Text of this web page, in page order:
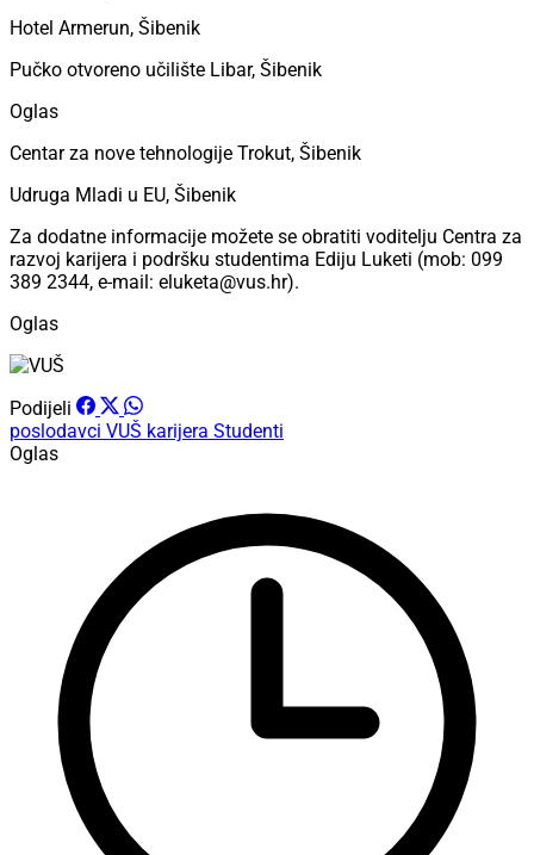
Hotel Armerun, Šibenik
Pučko otvoreno učilište Libar, Šibenik
Oglas
Centar za nove tehnologije Trokut, Šibenik
Udruga Mladi u EU, Šibenik
Za dodatne informacije možete se obratiti voditelju Centra za
razvoj karijera i podršku studentima Ediju Luketi (mob: 099
389 2344, e-mail: eluketa@vus.hr).
Oglas
Podijeli
poslodavci VUŠ karijera Studenti
Oglas